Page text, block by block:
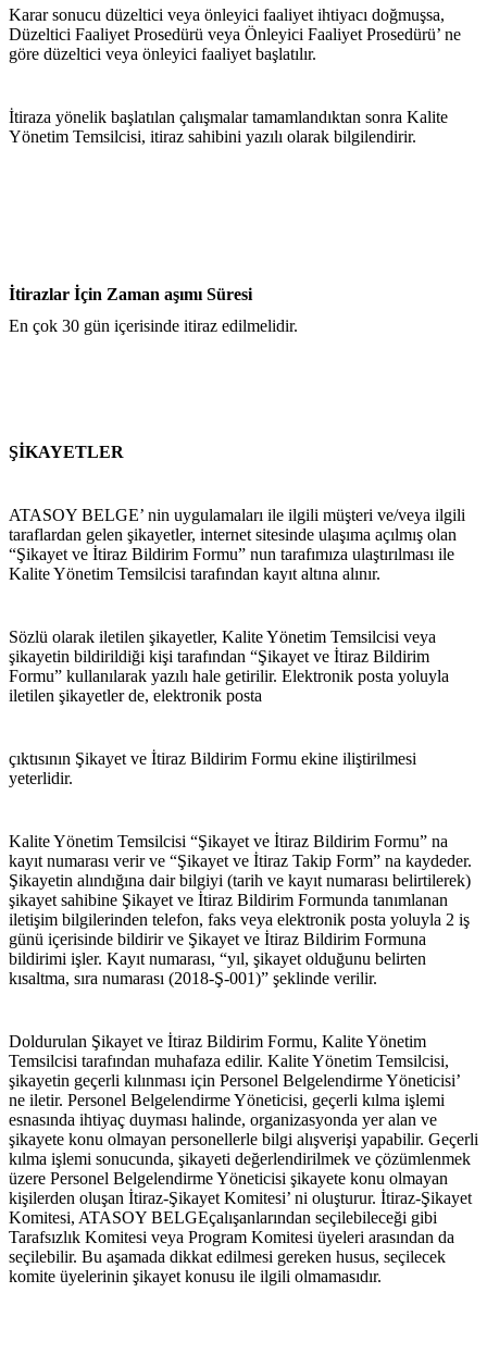
Karar sonucu düzeltici veya önleyici faaliyet ihtiyacı doğmuşsa,
Düzeltici Faaliyet Prosedürü veya Önleyici Faaliyet Prosedürü’ ne
göre düzeltici veya önleyici faaliyet başlatılır.
İtiraza yönelik başlatılan çalışmalar tamamlandıktan sonra Kalite
Yönetim Temsilcisi, itiraz sahibini yazılı olarak bilgilendirir.
İtirazlar İçin Zaman aşımı Süresi
En çok 30 gün içerisinde itiraz edilmelidir.
ŞİKAYETLER
ATASOY BELGE’ nin uygulamaları ile ilgili müşteri ve/veya ilgili
taraflardan gelen şikayetler, internet sitesinde ulaşıma açılmış olan
“Şikayet ve İtiraz Bildirim Formu” nun tarafımıza ulaştırılması ile
Kalite Yönetim Temsilcisi tarafından kayıt altına alınır.
Sözlü olarak iletilen şikayetler, Kalite Yönetim Temsilcisi veya
şikayetin bildirildiği kişi tarafından “Şikayet ve İtiraz Bildirim
Formu” kullanılarak yazılı hale getirilir. Elektronik posta yoluyla
iletilen şikayetler de, elektronik posta
çıktısının Şikayet ve İtiraz Bildirim Formu ekine iliştirilmesi
yeterlidir.
Kalite Yönetim Temsilcisi “Şikayet ve İtiraz Bildirim Formu” na
kayıt numarası verir ve “Şikayet ve İtiraz Takip Form” na kaydeder.
Şikayetin alındığına dair bilgiyi (tarih ve kayıt numarası belirtilerek)
şikayet sahibine Şikayet ve İtiraz Bildirim Formunda tanımlanan
iletişim bilgilerinden telefon, faks veya elektronik posta yoluyla 2 iş
günü içerisinde bildirir ve Şikayet ve İtiraz Bildirim Formuna
bildirimi işler. Kayıt numarası, “yıl, şikayet olduğunu belirten
kısaltma, sıra numarası (2018-Ş-001)” şeklinde verilir.
Doldurulan Şikayet ve İtiraz Bildirim Formu, Kalite Yönetim
Temsilcisi tarafından muhafaza edilir. Kalite Yönetim Temsilcisi,
şikayetin geçerli kılınması için Personel Belgelendirme Yöneticisi’
ne iletir. Personel Belgelendirme Yöneticisi, geçerli kılma işlemi
esnasında ihtiyaç duyması halinde, organizasyonda yer alan ve
şikayete konu olmayan personellerle bilgi alışverişi yapabilir. Geçerli
kılma işlemi sonucunda, şikayeti değerlendirilmek ve çözümlenmek
üzere Personel Belgelendirme Yöneticisi şikayete konu olmayan
kişilerden oluşan İtiraz-Şikayet Komitesi’ ni oluşturur. İtiraz-Şikayet
Komitesi, ATASOY BELGEçalışanlarından seçilebileceği gibi
Tarafsızlık Komitesi veya Program Komitesi üyeleri arasından da
seçilebilir. Bu aşamada dikkat edilmesi gereken husus, seçilecek
komite üyelerinin şikayet konusu ile ilgili olmamasıdır.